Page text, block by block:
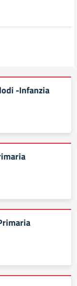
-Infanzia